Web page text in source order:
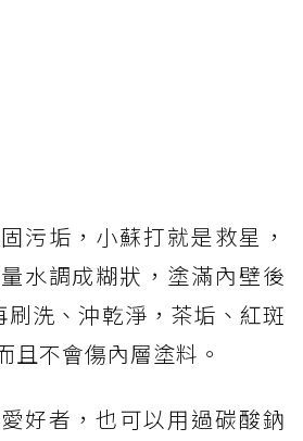
污垢，小蘇打就是救星，
水調成糊狀，塗滿內壁後
刷洗、沖乾淨，茶垢、紅斑
且不會傷內層塗料。
好者，也可以用過碳酸鈉